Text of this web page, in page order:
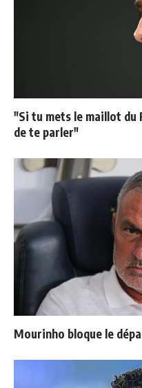
"Si tu mets le maillot
de te parler"
Mourinho bloque le